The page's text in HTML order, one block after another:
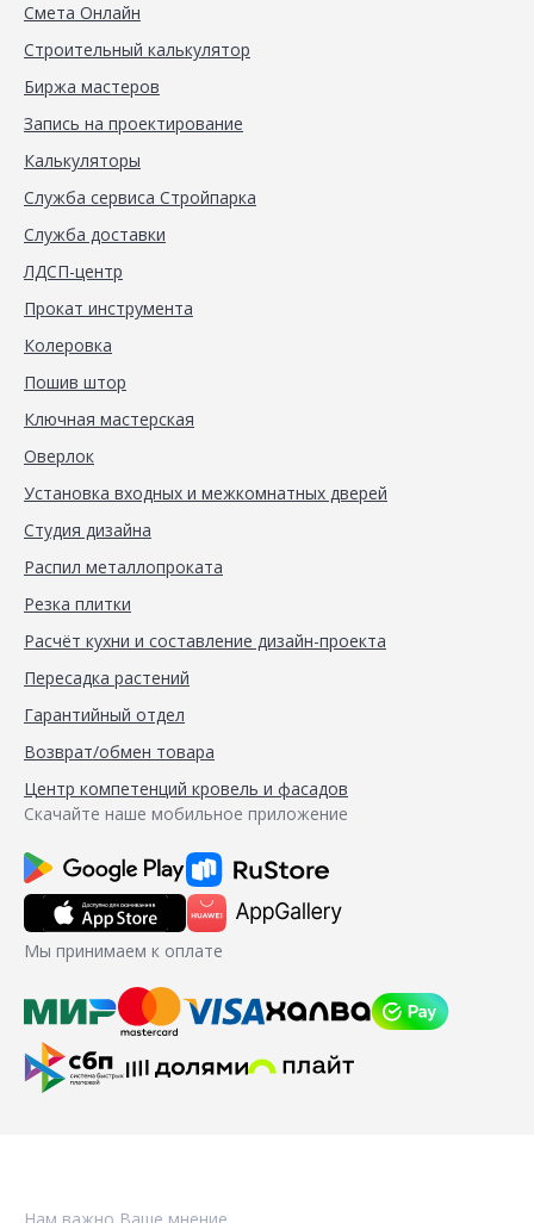
Смета Онлайн
Строительный калькулятор
Биржа мастеров
Запись на проектирование
Калькуляторы
Служба сервиса Стройпарка
Служба доставки
ЛДСП-центр
Прокат инструмента
Колеровка
Пошив штор
Ключная мастерская
Оверлок
Установка входных и межкомнатных дверей
Студия дизайна
Распил металлопроката
Резка плитки
Расчёт кухни и составление дизайн-проекта
Пересадка растений
Гарантийный отдел
Возврат/обмен товара
Центр компетенций кровель и фасадов
Скачайте наше мобильное приложение
Мы принимаем к оплате